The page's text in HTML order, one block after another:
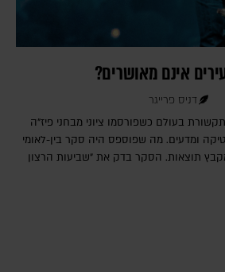
אינם מאושרים?
דניס פרייגר
כלי התקשורת בעולם כשפורסמו ציוני מבחני פיז"ה
ומדעים. מה שפוספס היה סקר בין-לאומי
תוצאות. הסקר בדק את "שביעות הרצון